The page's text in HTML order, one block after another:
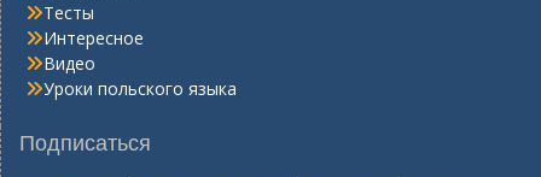
Тесты
Интересное
Видео
Уроки польского языка
Подписаться